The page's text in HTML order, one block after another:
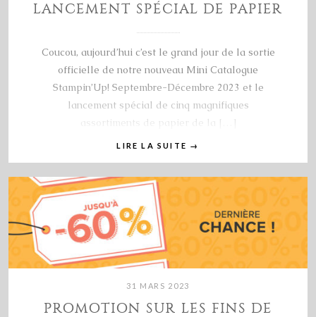
LANCEMENT SPÉCIAL DE PAPIER
Coucou, aujourd’hui c’est le grand jour de la sortie
officielle de notre nouveau Mini Catalogue
Stampin’Up! Septembre-Décembre 2023 et le
lancement spécial de cinq magnifiques
assortiments de papier de la […]
LIRE LA SUITE →
31 MARS 2023
PROMOTION SUR LES FINS DE